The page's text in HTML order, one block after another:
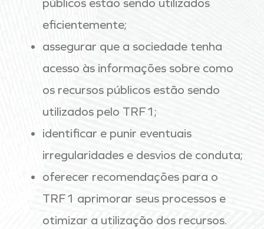
públicos estão sendo utilizados
eficientemente;
assegurar que a sociedade tenha
acesso às informações sobre como
os recursos públicos estão sendo
utilizados pelo TRF1;
identificar e punir eventuais
irregularidades e desvios de conduta;
oferecer recomendações para o
TRF1 aprimorar seus processos e
otimizar a utilização dos recursos.